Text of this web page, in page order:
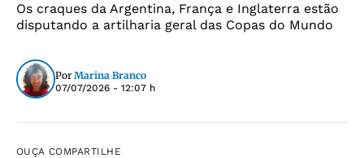
Os craques da Argentina, França e Inglaterra estão
disputando a artilharia geral das Copas do Mundo
Por Marina Branco
07/07/2026 - 12:07 h
OUÇA COMPARTILHE